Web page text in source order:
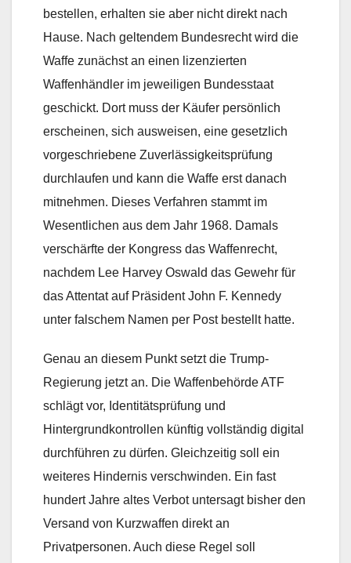
bestellen, erhalten sie aber nicht direkt nach
Hause. Nach geltendem Bundesrecht wird die
Waffe zunächst an einen lizenzierten
Waffenhändler im jeweiligen Bundesstaat
geschickt. Dort muss der Käufer persönlich
erscheinen, sich ausweisen, eine gesetzlich
vorgeschriebene Zuverlässigkeitsprüfung
durchlaufen und kann die Waffe erst danach
mitnehmen. Dieses Verfahren stammt im
Wesentlichen aus dem Jahr 1968. Damals
verschärfte der Kongress das Waffenrecht,
nachdem Lee Harvey Oswald das Gewehr für
das Attentat auf Präsident John F. Kennedy
unter falschem Namen per Post bestellt hatte.
Genau an diesem Punkt setzt die Trump-
Regierung jetzt an. Die Waffenbehörde ATF
schlägt vor, Identitätsprüfung und
Hintergrundkontrollen künftig vollständig digital
durchführen zu dürfen. Gleichzeitig soll ein
weiteres Hindernis verschwinden. Ein fast
hundert Jahre altes Verbot untersagt bisher den
Versand von Kurzwaffen direkt an
Privatpersonen. Auch diese Regel soll